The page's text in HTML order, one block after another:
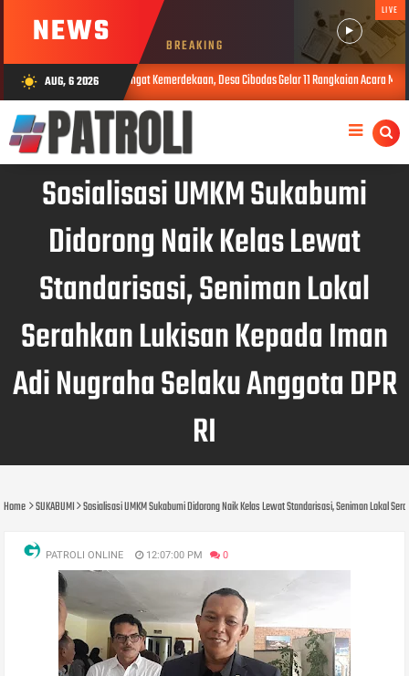
NEWS BREAKING
LIVE
wb_sunny AUG, 6 2026
Desa Cibodas Gelar 11 Rangkaian Acara Meriah Sambut HUT RI ke-81 Tahun 2026
Sosialisasi UMKM Sukabumi
Didorong Naik Kelas Lewat
Standarisasi, Seniman Lokal
Serahkan Lukisan Kepada Iman
Adi Nugraha Selaku Anggota DPR
RI
Home SUKABUMI Sosialisasi UMKM Sukabumi Didorong Naik Kelas Lewat Standarisasi, Seniman Lokal
PATROLI ONLINE 12:07:00 PM 0